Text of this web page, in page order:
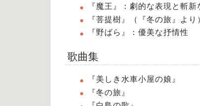
『魔王』：劇的な表現と斬
『菩提樹』（『冬の旅』よ
『野ばら』：優美な抒情性
歌曲集
『美しき水車小屋の娘』
『冬の旅』